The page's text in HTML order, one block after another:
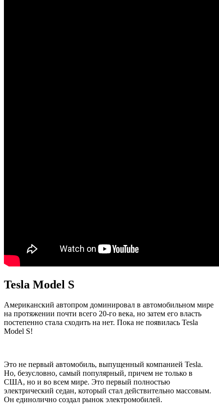
Tesla Model S
Американский автопром доминировал в автомобильном мире
на протяжении почти всего 20-го века, но затем его власть
постепенно стала сходить на нет. Пока не появилась Tesla
Model S!
Это не первый автомобиль, выпущенный компанией Tesla.
Но, безусловно, самый популярный, причем не только в
США, но и во всем мире. Это первый полностью
электрический седан, который стал действительно массовым.
Он единолично создал рынок электромобилей.